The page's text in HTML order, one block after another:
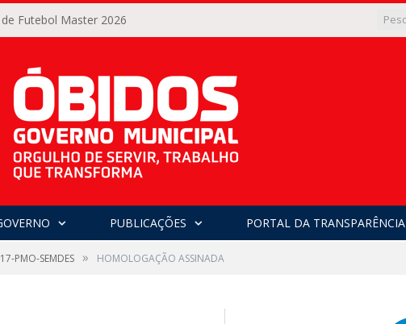
Futebol Master 2026
PUBLICAÇÕES PORTAL DA TRANSPARÊNCIA
PMO-SEMDES » HOMOLOGAÇÃO ASSINADA